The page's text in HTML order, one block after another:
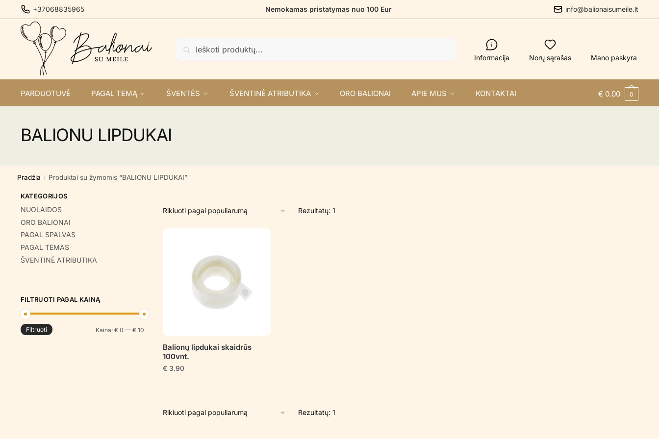
to
navigation
to
content
+37068835965 Nemokamas pristatymas nuo 100 Eur info@balionaisumeile.lt
Informacija Norų sąrašas Mano paskyra
PARDUOTUVĖ PAGAL TEMĄ ŠVENTĖS ŠVENTINĖ ATRIBUTIKA ORO BALIONAI APIE MUS KONTAKTAI € 0.00 0
BALIONU LIPDUKAI
Pradžia / Produktai su žymomis “BALIONU LIPDUKAI”
Rezultatų: 1
Balionų lipdukai skaidrūs
100vnt.
€3.90
Rezultatų: 1
KATEGORIJOS
NUOLAIDOS
ORO BALIONAI
PAGAL SPALVAS
PAGAL TEMAS
ŠVENTINĖ ATRIBUTIKA
FILTRUOTI PAGAL KAINĄ
Min
Maks
Filtruoti Kaina: € 0 — € 10